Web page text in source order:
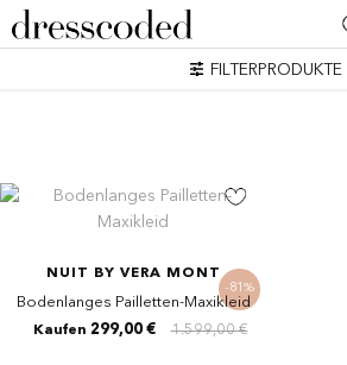
FILTERPRODUKTE
SEARCH
-81%
NUIT BY VERA MONT
Bodenlanges Pailletten-Maxikleid
1.599,00 €
Kaufen 299,00 €